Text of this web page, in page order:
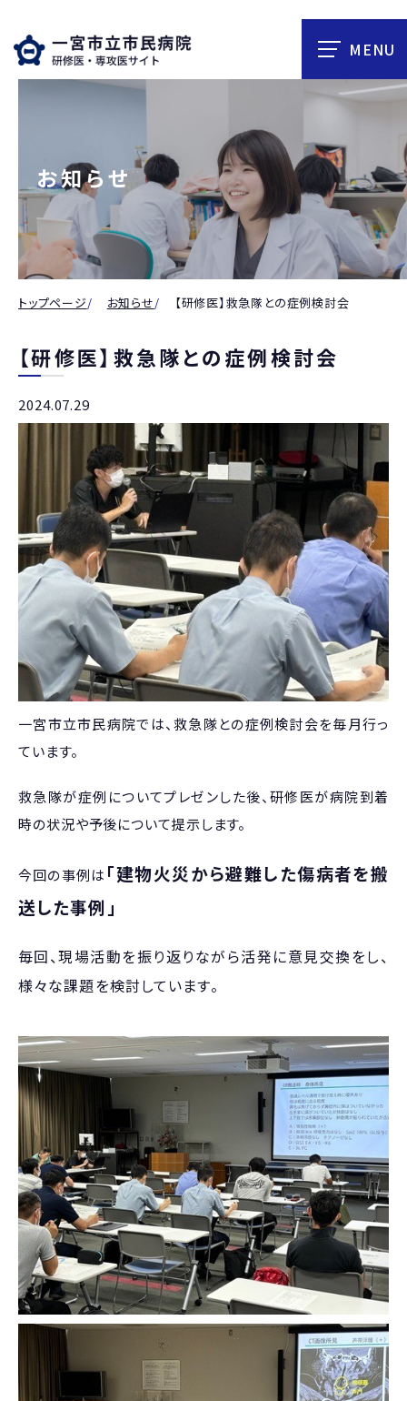
お知らせ
トップページ お知らせ 【研修医】救急隊との症例検討会
【研修医】救急隊との症例検討会
2024.07.29
一宮市立市民病院では、救急隊との症例検討会を毎月行っ
ています。
救急隊が症例についてプレゼンした後、研修医が病院到着
時の状況や予後について提示します。
今回の事例は 「建物火災から避難した傷病者を搬
送した事例 」
毎回、現場活動を振り返りながら活発に意見交換をし、
様々な課題を検討しています。